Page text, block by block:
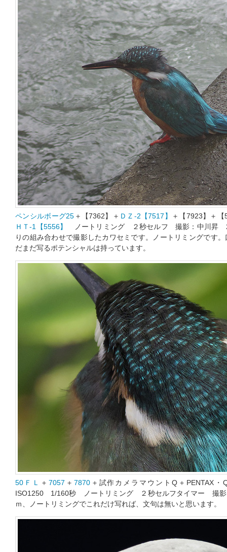
ペンシルボーグ25 ＋【7362】＋ ＤＺ-2【7517】
＋【7923】＋
ＨＴ-1【5556】
ノートリミング ２秒セルフ 撮影：中川昇
りの組み合わせで撮影したカワセミです。ノートリミングです
だまだ写るポテンシャルは持っています。
50ＦＬ ＋ 7057 ＋ 7870＋試作カメラマウントQ＋PENTAX
ISO1250 1/160秒 ノートリミング ２秒セルフタイマー 撮
ｍ、ノートリミングでこれだけ写れば、文句は無いと思います。